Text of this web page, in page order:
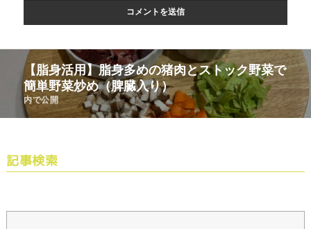
【脂身活用】脂身多めの猪肉とストック野菜で
簡単野菜炒め（脾臓入り）
内で公開
記事検索